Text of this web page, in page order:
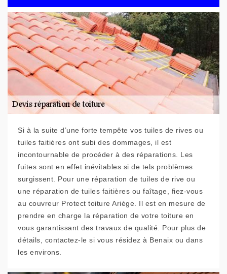
Si à la suite d’une forte tempête vos tuiles de rives ou
tuiles faitières ont subi des dommages, il est
incontournable de procéder à des réparations. Les
fuites sont en effet inévitables si de tels problèmes
surgissent. Pour une réparation de tuiles de rive ou
une réparation de tuiles faitières ou faîtage, fiez-vous
au couvreur Protect toiture Ariège. Il est en mesure de
prendre en charge la réparation de votre toiture en
vous garantissant des travaux de qualité. Pour plus de
détails, contactez-le si vous résidez à Benaix ou dans
les environs.